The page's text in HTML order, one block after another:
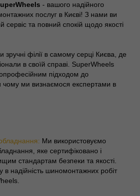
- вашого надійного
послуг в Києві! З нами ви
сервіс та повний спокій щодо якості
філії в самому серці Києва, де
в своїй справі. SuperWheels
підходом до
чому ми визнаємося експертами в
Ми використовуємо
яке сертифіковано і
стандартам безпеки та якості.
в надійність шиномонтажних робіт